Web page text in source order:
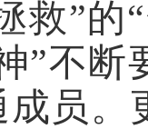
救”
”不断
员。